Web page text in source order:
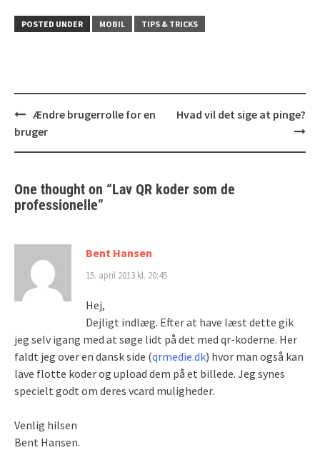
POSTED UNDER MOBIL TIPS & TRICKS
Post
navigation
Ændre brugerrolle for en
bruger
Hvad vil det sige at pinge?
One thought on “Lav QR koder som de
professionelle”
Bent Hansen
15. april 2013 kl. 20:45
Hej,
Dejligt indlæg. Efter at have læst dette gik
jeg selv igang med at søge lidt på det med qr-koderne. Her
faldt jeg over en dansk side (qrmedie.dk) hvor man også kan
lave flotte koder og upload dem på et billede. Jeg synes
specielt godt om deres vcard muligheder.
Venlig hilsen
Bent Hansen.